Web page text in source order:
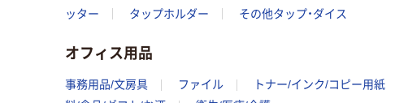
ッター
タップホルダー その他タップ・ダイス
オフィス用品
事務用品/文房具 ファイル トナー/インク/コピー用紙